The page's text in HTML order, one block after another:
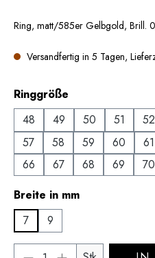
Ring, matt/585er Gelbgold, Brill.
Versandfertig in 5 Tagen,
Ringgröße
48
49 50 51 52
57
58 59 60 61
66
67 68 69 70
Breite in mmauswählen
7
9
Produkt Anzahl: